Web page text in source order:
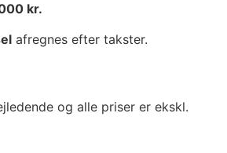
kr.
afregnes efter takster.
og alle priser er ekskl.